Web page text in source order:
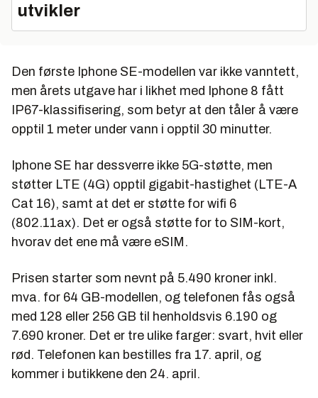
utvikler
Den første Iphone SE-modellen var ikke vanntett,
men årets utgave har i likhet med Iphone 8 fått
IP67-klassifisering, som betyr at den tåler å være
opptil 1 meter under vann i opptil 30 minutter.
Iphone SE har dessverre ikke 5G-støtte, men
støtter LTE (4G) opptil gigabit-hastighet (LTE-A
Cat 16), samt at det er støtte for wifi 6
(802.11ax). Det er også støtte for to SIM-kort,
hvorav det ene må være eSIM.
Prisen starter som nevnt på 5.490 kroner inkl.
mva. for 64 GB-modellen, og telefonen fås også
med 128 eller 256 GB til henholdsvis 6.190 og
7.690 kroner. Det er tre ulike farger: svart, hvit eller
rød. Telefonen kan bestilles fra 17. april, og
kommer i butikkene den 24. april.